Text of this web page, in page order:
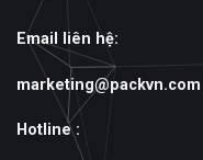
Email liên hệ:
marketing@packvn.com
Hotline :